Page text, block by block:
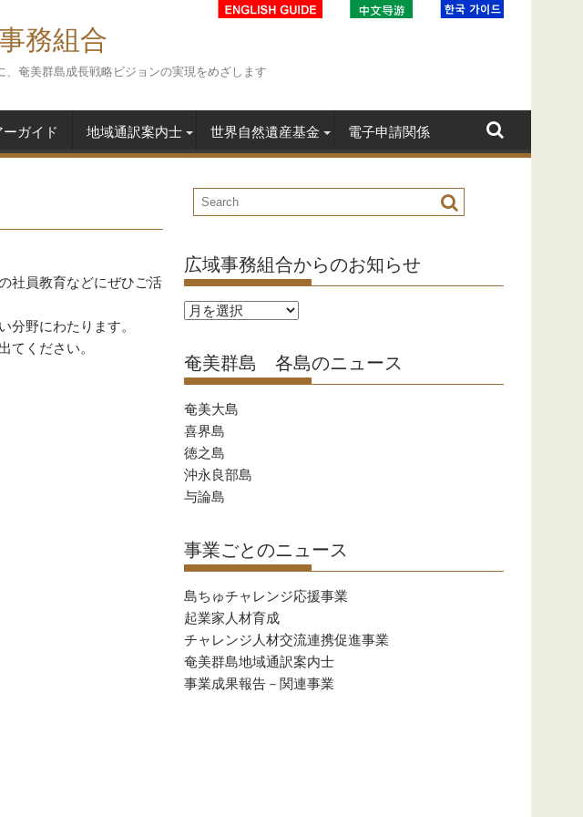
務組合
奄美群島成長戦略ビジョンの実現をめざします
ガイド 地域通訳案内士 世界自然遺産基金 電子申請関係
社員教育などにぜひご活
分野にわたります。
てください。
広域事務組合からのお知らせ
広
事
務
合
か
ら
の
お
ら
せ
奄美群島 各島のニュース
奄美大島
喜界島
徳之島
沖永良部島
与論島
事業ごとのニュース
島ちゅチャレンジ応援事業
起業家人材育成
チャレンジ人材交流連携促進事業
奄美群島地域通訳案内士
事業成果報告－関連事業